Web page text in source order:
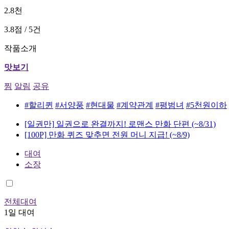
2.8천
3.8점 / 5건
작품소개
맛보기
찜 알림 공유
#할리퀸 #서양풍 #현대물 #계약관계 #평범녀 #5천원이하
[일권만] 일권으로 완결까지! 로맨스 만화 단편 (~8/31)
[100P] 만화 퀴즈 맞추면 전원 머니 지급! (~8/9)
대여
소장
전체대여
1일 대여